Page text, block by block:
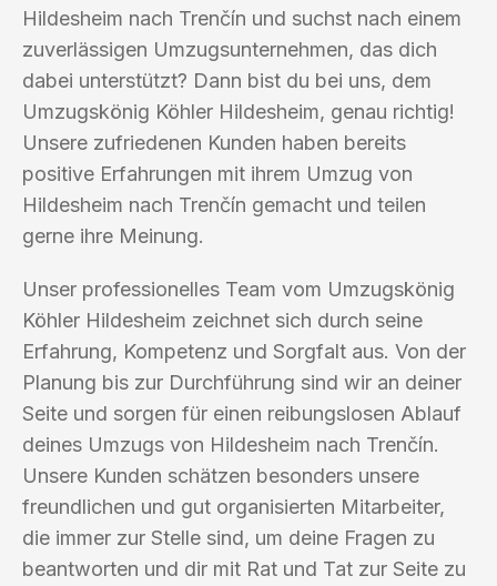
Hildesheim nach Trenčín und suchst nach einem
zuverlässigen Umzugsunternehmen, das dich
dabei unterstützt? Dann bist du bei uns, dem
Umzugskönig Köhler Hildesheim, genau richtig!
Unsere zufriedenen Kunden haben bereits
positive Erfahrungen mit ihrem Umzug von
Hildesheim nach Trenčín gemacht und teilen
gerne ihre Meinung.
Unser professionelles Team vom Umzugskönig
Köhler Hildesheim zeichnet sich durch seine
Erfahrung, Kompetenz und Sorgfalt aus. Von der
Planung bis zur Durchführung sind wir an deiner
Seite und sorgen für einen reibungslosen Ablauf
deines Umzugs von Hildesheim nach Trenčín.
Unsere Kunden schätzen besonders unsere
freundlichen und gut organisierten Mitarbeiter,
die immer zur Stelle sind, um deine Fragen zu
beantworten und dir mit Rat und Tat zur Seite zu